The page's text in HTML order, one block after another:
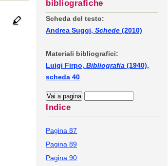
bibliografiche
Scheda del testo:
Andrea Suggi,Schede (2010)
Materiali bibliografici:
Luigi Firpo,Bibliografia (1940),
scheda 40
Indice
Pagina 87
Pagina 89
Pagina 90